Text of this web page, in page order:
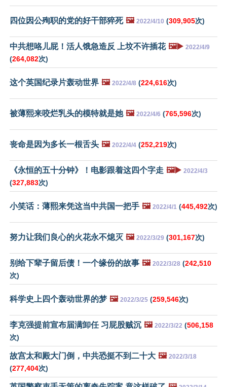
四位因公殉职的党的好干部猝死 🖼️ 2022/4/10 (309,905次)
中共想咯儿屁！活人饿急造反 上坟不许插花 🖼️▶️ 2022/4/9
(264,082次)
这个英国纪录片轰动世界 🖼️ 2022/4/8 (224,616次)
被薄熙来咬烂乳头的模特就是她 🖼️ 2022/4/6 (765,596次)
丧命是因为多长一根舌头 🖼️ 2022/4/4 (252,219次)
《永恒的五十分钟》！电影跟着这四个字走 🖼️▶️ 2022/4/3
(327,883次)
小笑话：薄熙来凭这当中共国一把手 🖼️ 2022/4/1 (445,492次)
努力让我们良心的火花永不熄灭 🖼️ 2022/3/29 (301,167次)
别给下辈子留后债！一个缘份的故事 🖼️ 2022/3/28 (242,510
次)
科学史上四个轰动世界的梦 🖼️ 2022/3/25 (259,546次)
李克强提前宣布届满卸任 习屁股贼沉 🖼️ 2022/3/22 (506,158
次)
故宫太和殿大门倒，中共恐挺不到二十大 🖼️ 2022/3/18
(277,404次)